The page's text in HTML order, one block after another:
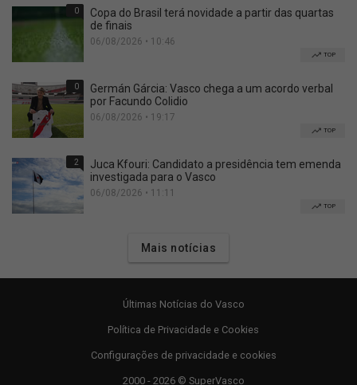
0
Copa do Brasil terá novidade a partir das quartas
de finais
06/08/2026 • 10:46
TOP
0
Germán Gárcia: Vasco chega a um acordo verbal
por Facundo Colidio
06/08/2026 • 19:17
TOP
2
Juca Kfouri: Candidato a presidência tem emenda
investigada para o Vasco
06/08/2026 • 11:11
TOP
Mais notícias
Últimas Notícias do Vasco
Política de Privacidade e Cookies
Configurações de privacidade e cookies
2000 - 2026 © SuperVasco